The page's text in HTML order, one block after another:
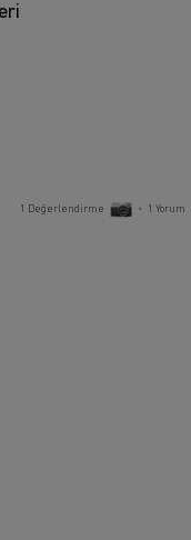
1 Değerlendirme • 1 Yorum